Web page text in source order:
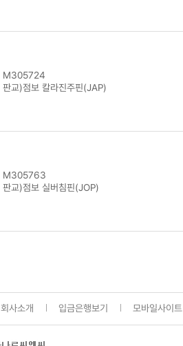
M305724
판교)점보 칼라진주핀(JAP)
M305763
판교)점보 실버침핀(JOP)
회사소개 입금은행보기 모바일사이트